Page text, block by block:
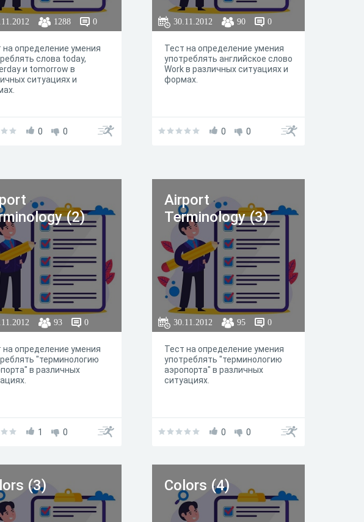
1288 0
на определение умения
слова today,
и tomorrow в
ситуациях и
0 0
30.11.2012 90 0
Тест на определение умения
употреблять английское слово
Work в различных ситуациях и
формах.
0 0
(2)
93 0
на определение умения
"терминологию
в различных
1 0
Airport
Terminology (3)
30.11.2012 95 0
Тест на определение умения
употреблять "терминологию
аэропорта" в различных
ситуациях.
0 0
(3) Colors (4)